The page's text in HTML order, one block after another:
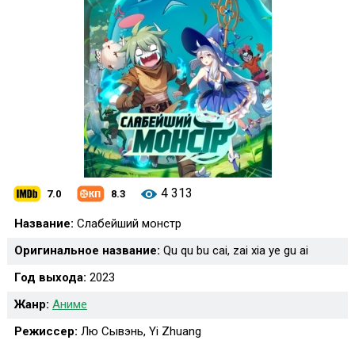
7.0 8.3 4 313
Название: Слабейший монстр
Оригинальное название: Qu qu bu cai, zai xia ye gu ai
Год выхода: 2023
Жанр: Аниме
Режиссер: Лю Сывэнь, Yi Zhuang